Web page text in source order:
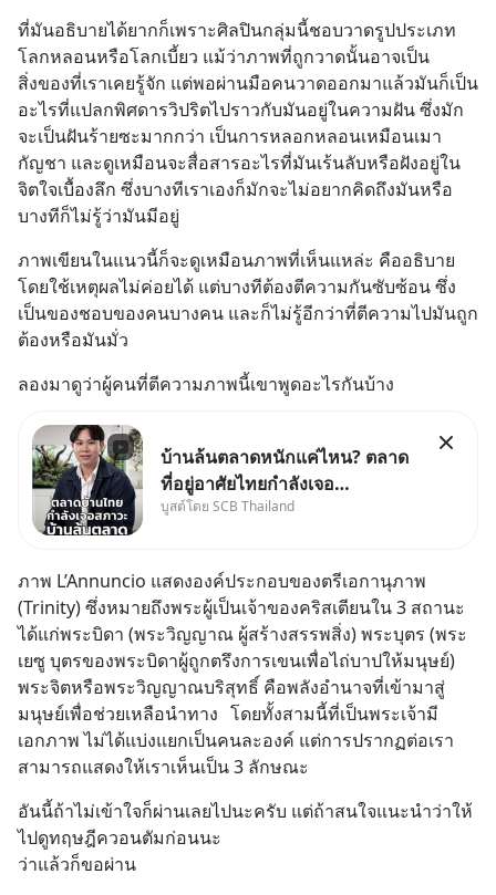
ที่มันอธิบายได้ยากก็เพราะศิลปินกลุ่มนี้ชอบวาดรูปประเภท
โลกหลอนหรือโลกเบี้ยว แม้ว่าภาพที่ถูกวาดนั้นอาจเป็น
สิ่งของที่เราเคยรู้จัก แต่พอผ่านมือคนวาดออกมาแล้วมันก็เป็น
อะไรที่แปลกพิศดารวิปริตไปราวกับมันอยู่ในความฝัน ซึ่งมัก
จะเป็นฝันร้ายซะมากกว่า เป็นการหลอกหลอนเหมือนเมา
กัญชา และดูเหมือนจะสื่อสารอะไรที่มันเร้นลับหรือฝังอยู่ใน
จิตใจเบื้องลึก ซึ่งบางทีเราเองก็มักจะไม่อยากคิดถึงมันหรือ
บางทีก็ไม่รู้ว่ามันมีอยู่
ภาพเขียนในแนวนี้ก็จะดูเหมือนภาพที่เห็นแหล่ะ คืออธิบาย
โดยใช้เหตุผลไม่ค่อยได้ แต่บางทีต้องตีความกันซับซ้อน ซึ่ง
เป็นของชอบของคนบางคน และก็ไม่รู้อีกว่าที่ตีความไปมันถูก
ต้องหรือมันมั่ว
ลองมาดูว่าผู้คนที่ตีความภาพนี้เขาพูดอะไรกันบ้าง
บ้านล้นตลาดหนักแค่ไหน? ตลาด
ที่อยู่อาศัยไทยกำลังเจอ
Oversupply หนักกว่าที่คิด และ
#บ้านล้นตลาด #เศรษฐกิจไทย
#EICAround #SCBThailand
สามารถดูคลิปท
บูสต์โดย SCB Thailand
ภาพ L’Annuncio แสดงองค์ประกอบของตรีเอกานุภาพ
(Trinity) ซึ่งหมายถึงพระผู้เป็นเจ้าของคริสเตียนใน 3 สถานะ
ได้แก่พระบิดา (พระวิญญาณ ผู้สร้างสรรพสิ่ง) พระบุตร (พระ
เยซู บุตรของพระบิดาผู้ถูกตรึงการเขนเพื่อไถ่บาปให้มนุษย์)
พระจิตหรือพระวิญญาณบริสุทธิ์ คือพลังอำนาจที่เข้ามาสู่
มนุษย์เพื่อช่วยเหลือนำทาง	โดยทั้งสามนี้ที่เป็นพระเจ้ามี
เอกภาพ ไม่ได้แบ่งแยกเป็นคนละองค์ แต่การปรากฏต่อเรา
สามารถแสดงให้เราเห็นเป็น 3 ลักษณะ
อันนี้ถ้าไม่เข้าใจก็ผ่านเลยไปนะครับ แต่ถ้าสนใจแนะนำว่าให้
ไปดูทฤษฎีควอนตัมก่อนนะ
ว่าแล้วก็ขอผ่าน